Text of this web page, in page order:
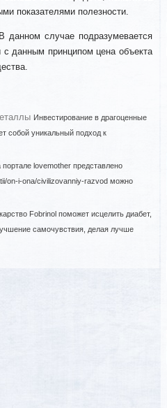
показателями полезности.
данном случае подразумевается
с данным принципом цена объекта
Инвестирование в драгоценные
собой уникальный подход к
портале lovemother представлено
on-i-ona/civilizovanniy-razvod можно
Fobrinol поможет исцелить диабет,
самочувствия, делая лучше